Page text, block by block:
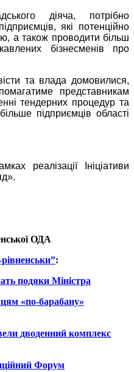
діяча, потрібно
які потенційно
а також проводити більш
бізнесменів про
та влада домовилися,
представникам
тендерних процедур та
підприємців області
реалізації Ініціативи
ОДА
:
подяки Міністра
«по-барабану»
дводенний комплекс
Форум